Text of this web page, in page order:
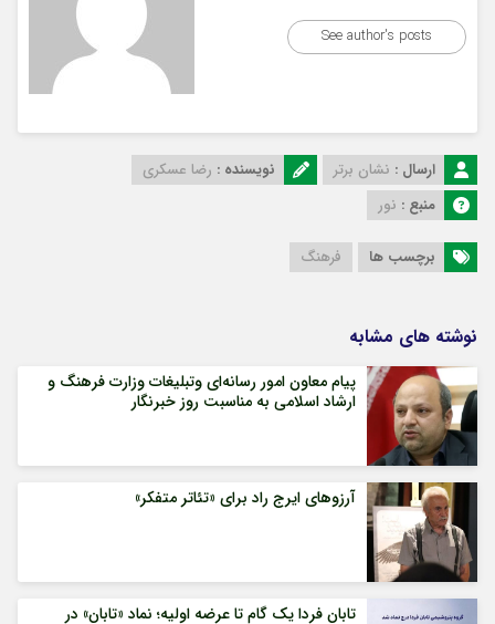
See author's posts
ارسال : نشان برتر نویسنده : رضا عسکری
منبع : نور
برچسب ها فرهنگ
نوشته های مشابه
پیام معاون امور رسانه‌ای وتبلیغات وزارت فرهنگ و
ارشاد اسلامی به مناسبت روز خبرنگار
آرزوهای ایرج راد برای «تئاتر متفکر»
تابان فردا یک گام تا عرضه اولیه؛ نماد «تابان» در